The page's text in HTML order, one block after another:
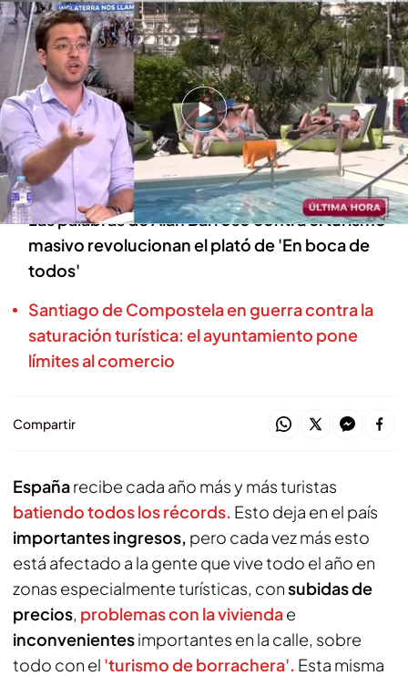
Alán Barroso, periodista y colaborador de 'En boca de todos'.cuatro.com
En boca de todos
08 JUL 2024 - 12:31h.
Manifestantes contra el turismo masivo lanzan
agua a los turistas e Inglaterra nos llama
desagradecidos
Las palabras de Alán Barroso contra el turismo
masivo revolucionan el plató de 'En boca de
todos'
Santiago de Compostela en guerra contra la
saturación turística: el ayuntamiento pone
límites al comercio
Compartir
Españarecibe cada año más y más turistas
batiendo todos los récords. Esto deja en el país
importantes ingresos, pero cada vez más esto
está afectado a la gente que vive todo el año en
zonas especialmente turísticas, consubidas de
precios, problemas con la viviendae
inconvenientesimportantes en la calle, sobre
todo con el 'turismo de borrachera'. Esta misma